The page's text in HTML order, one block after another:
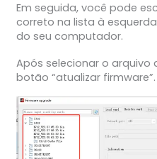
Em seguida, você pode
correto na lista à
do seu computador.
Após selecionar o arquivo
botão “atualizar firmware”.